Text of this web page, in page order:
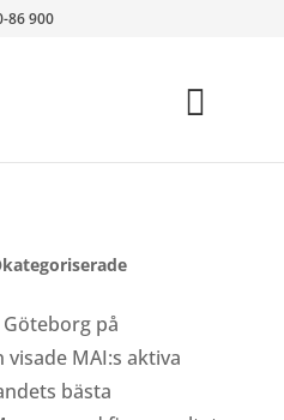
86 900
på
MAI:s aktiva
bästa